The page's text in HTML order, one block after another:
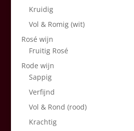
Kruidig
Vol & Romig (wit)
Rosé wijn
Fruitig Rosé
Rode wijn
Sappig
Verfijnd
Vol & Rond (rood)
Krachtig